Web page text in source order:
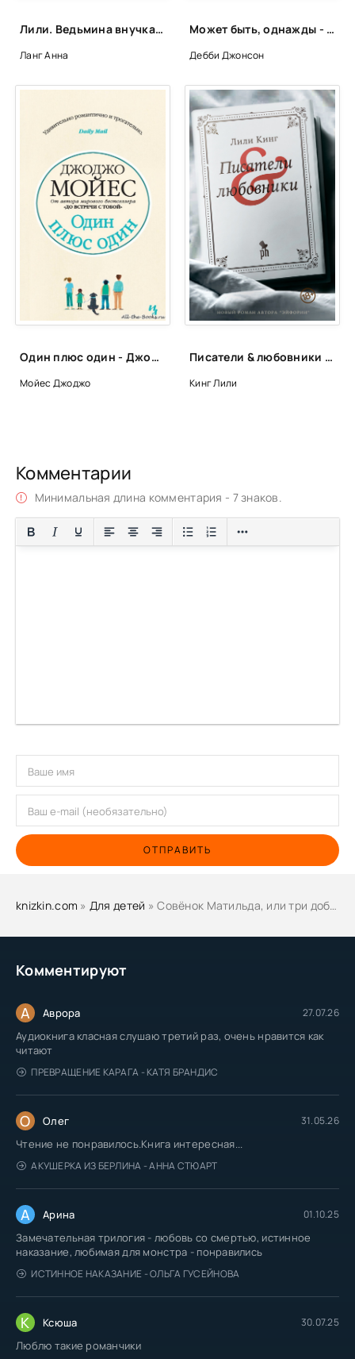
Комментируют
А Аврора 27.07.26
Аудиокнига класная слушаю третий раз, очень нравится как
читают
ПРЕВРАЩЕНИЕ КАРАГА - КАТЯ БРАНДИС
О Олег 31.05.26
Чтение не понравилось.Книга интересная...
АКУШЕРКА ИЗ БЕРЛИНА - АННА СТЮАРТ
А Арина 01.10.25
Замечательная трилогия - любовь со смертью, истинное
наказание, любимая для монстра - понравились
ИСТИННОЕ НАКАЗАНИЕ - ОЛЬГА ГУСЕЙНОВА
К Ксюша 30.07.25
Люблю такие романчики
Лили. Ведьмина внучка. Часть 1 - Анна Ланг
Ланг Анна
Может быть, однажды - Джонсон Дебби
Дебби Джонсон
Один плюс один - Джоджо Мойес
Мойес Джоджо
Писатели & любовники - Лили Кинг
Кинг Лили
Комментарии
Минимальная длина комментария - 7 знаков.
ОТПРАВИТЬ
knizkin.com » Для детей » Совёнок Матильда, или три добрых дела - Дейзи Медоус